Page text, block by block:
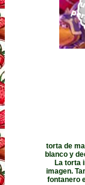
torta de
blanco y
La torta
imagen.
fontanero